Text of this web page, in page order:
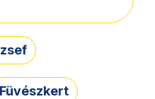
Füvészkert